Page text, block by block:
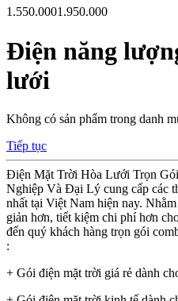
1.550.0001.950.000
Điện năng
lưới
Không có sản phẩm trong danh
Tiếp tục
Điện Mặt Trời Hòa Lưới Trọn
Nghiệp Và Đại Lý cung cấp các
nhất tại Việt Nam hiện nay.
giản hơn, tiết kiệm chi phí hơn
đến quý khách hàng trọn gói
:
+ Gói điện mặt trời giá rẻ dành